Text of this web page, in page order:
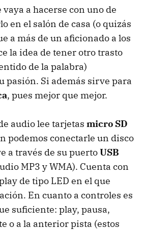
a hacerse con uno de
en el salón de casa (o quizás
a más de un aficionado a los
la idea de tener otro trasto
de la palabra)
pasión. Si además sirve para
, pues mejor que mejor.
audio lee tarjetas micro SD
podemos conectarle un disco
a través de su puertoUSB
MP3 y WMA). Cuenta con
de tipo LED en el que
En cuanto a controles es
suficiente: play, pausa,
o a la anterior pista (estos